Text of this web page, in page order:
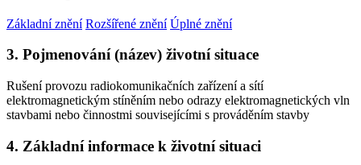
Základní znění Rozšířené znění Úplné znění
3. Pojmenování (název) životní situace
Rušení provozu radiokomunikačních zařízení a sítí
elektromagnetickým stíněním nebo odrazy elektromagnetických vln
stavbami nebo činnostmi souvisejícími s prováděním stavby
4. Základní informace k životní situaci